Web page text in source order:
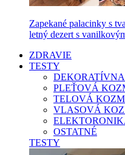
Zapekané palacinky s
letný dezert s
ZDRAVIE
TESTY
PLEŤOVÁ
TELOVÁ
VLASOVÁ
OSTATNÉ
TESTY